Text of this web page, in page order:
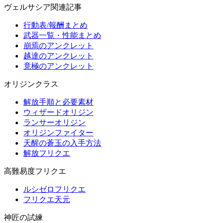
ヴェルサシア関連記事
行動表/報酬まとめ
武器一覧・性能まとめ
崩焉のアンクレット
越達のアンクレット
竟極のアンクレット
オリジンクラス
解放手順と必要素材
ウィザードオリジン
ランサーオリジン
オリジンファイター
天醒の蒼玉の入手方法
解放フリクエ
高難易度フリクエ
ルシゼロフリクエ
フリクエ天元
神匠の試練